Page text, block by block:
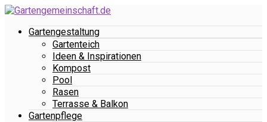
Gartengestaltung
Gartenteich
Ideen & Inspirationen
Kompost
Pool
Rasen
Terrasse & Balkon
Gartenpflege